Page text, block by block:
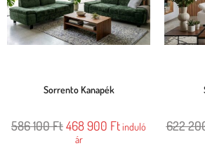
Sorrento Kanapék
586 100Ft468 900 Ftinduló
ár
622